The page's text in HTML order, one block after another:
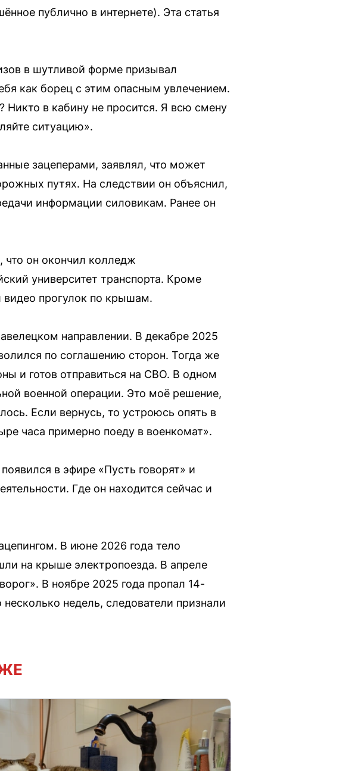
публично в интернете). Эта статья
в шутливой форме призывал
как борец с этим опасным увлечением.
Никто в кабину не просится. Я всю смену
ситуацию».
зацеперами, заявлял, что может
путях. На следствии он объяснил,
информации силовикам. Ранее он
он окончил колледж
университет транспорта. Кроме
видео прогулок по крышам.
направлении. В декабре 2025
по соглашению сторон. Тогда же
и готов отправиться на СВО. В одном
военной операции. Это моё решение,
Если вернусь, то устроюсь опять в
часа примерно поеду в военкомат».
в эфире «Пусть говорят» и
Где он находится сейчас и
В июне 2026 года тело
на крыше электропоезда. В апреле
В ноябре 2025 года пропал 14-
недель, следователи признали